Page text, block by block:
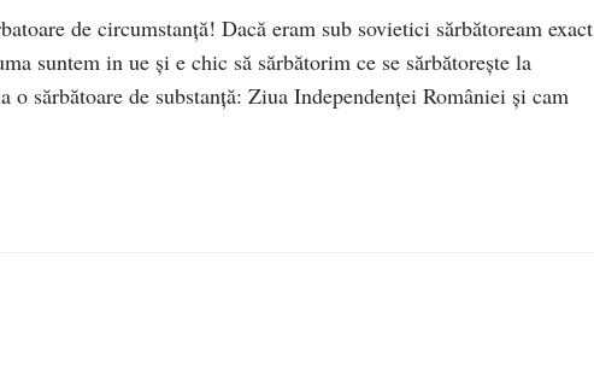
de circumstanţă! Dacă eram sub sovietici sărbătoream exact
suntem in ue şi e chic să sărbătorim ce se sărbătoreşte la
sărbătoare de substanţă: Ziua Independenţei României şi cam